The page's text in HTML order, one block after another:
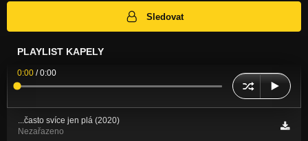
Sledovat
PLAYLIST KAPELY
0:00 /0:00
...často svíce jen plá (2020)
Nezařazeno